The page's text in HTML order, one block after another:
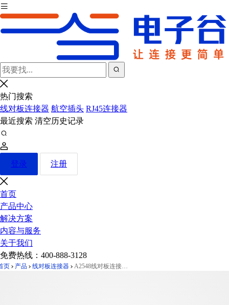
热门搜索
线对板连接器 航空插头 RJ45连接器
最近搜索 清空历史记录
登录 注册
首页
产品中心
解决方案
内容与服务
关于我们
免费热线： 400-888-3128
页 产品 线对板连接器 A2548线对板连接器Pitch 2.54mm双排带扣胶壳